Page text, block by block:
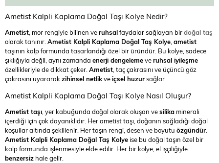
Ametist Kalpli Kaplama Doğal Taşı Kolye Nedir?
Ametist, mor rengiyle bilinen veruhsalfaydalar sağlayan birdoğal taş
olarak tanınır.Ametist Kalpli Kaplama Doğal Taş Kolye,ametist
taşının kalp formunda tasarlandığı özel bir üründür. Bu kolye, sadece
şıklığıyla değil, aynı zamanda enerji dengelemeveruhsal iyileşme
özellikleriyle de dikkat çeker.Ametist, taç çakrasını ve üçüncü göz
çakrasını uyararakzihinsel netlikveiçsel huzursağlar.
Ametist Kalpli Kaplama Doğal Taşı Kolye Nasıl Oluşur?
Ametist taşı, yer kabuğunda doğal olarak oluşan vesilika minerali
içerdiği için çok dayanıklıdır. Her ametist taşı, doğanın sağladığı doğal
koşullar altında şekillenir. Her taşın rengi, desen ve boyutu özgündür.
Ametist Kalpli Kaplama Doğal Taş Kolye ise bu doğal taşın özel bir
kalp formunda işlenmesiyle elde edilir. Her bir kolye, el işçiliğiyle
benzersiz hale gelir.